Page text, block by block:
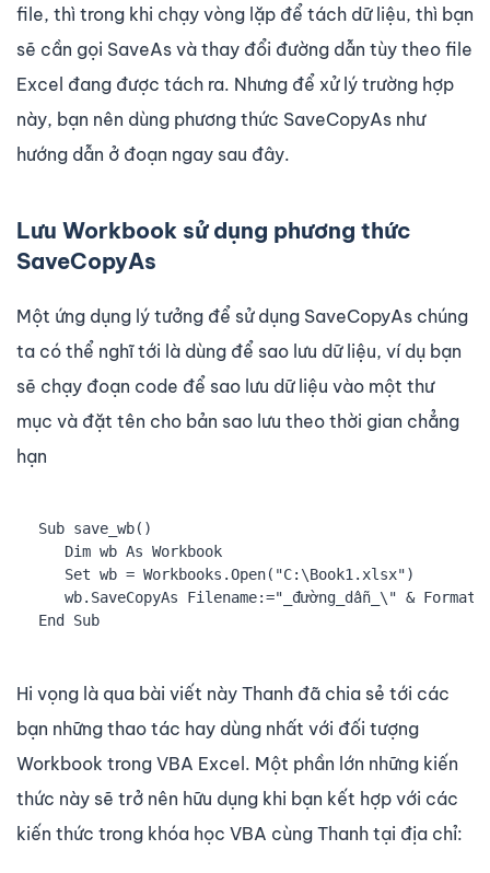
file, thì trong khi chạy vòng lặp để tách dữ liệu, thì bạn
sẽ cần gọi SaveAs và thay đổi đường dẫn tùy theo file
Excel đang được tách ra. Nhưng để xử lý trường hợp
này, bạn nên dùng phương thức SaveCopyAs như
hướng dẫn ở đoạn ngay sau đây.
Lưu Workbook sử dụng phương thức
SaveCopyAs
Một ứng dụng lý tưởng để sử dụng SaveCopyAs chúng
ta có thể nghĩ tới là dùng để sao lưu dữ liệu, ví dụ bạn
sẽ chạy đoạn code để sao lưu dữ liệu vào một thư
mục và đặt tên cho bản sao lưu theo thời gian chẳng
hạn
Sub save_wb()
   Dim wb As Workbook
   Set wb = Workbooks.Open("C:\Book1.xlsx")
wb.SaveCopyAs Filename:="_đường_dẫn_\" &
End Sub
Hi vọng là qua bài viết này Thanh đã chia sẻ tới các
bạn những thao tác hay dùng nhất với đối tượng
Workbook trong VBA Excel. Một phần lớn những kiến
thức này sẽ trở nên hữu dụng khi bạn kết hợp với các
kiến thức trong khóa học VBA cùng Thanh tại địa chỉ: